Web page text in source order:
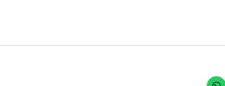
W